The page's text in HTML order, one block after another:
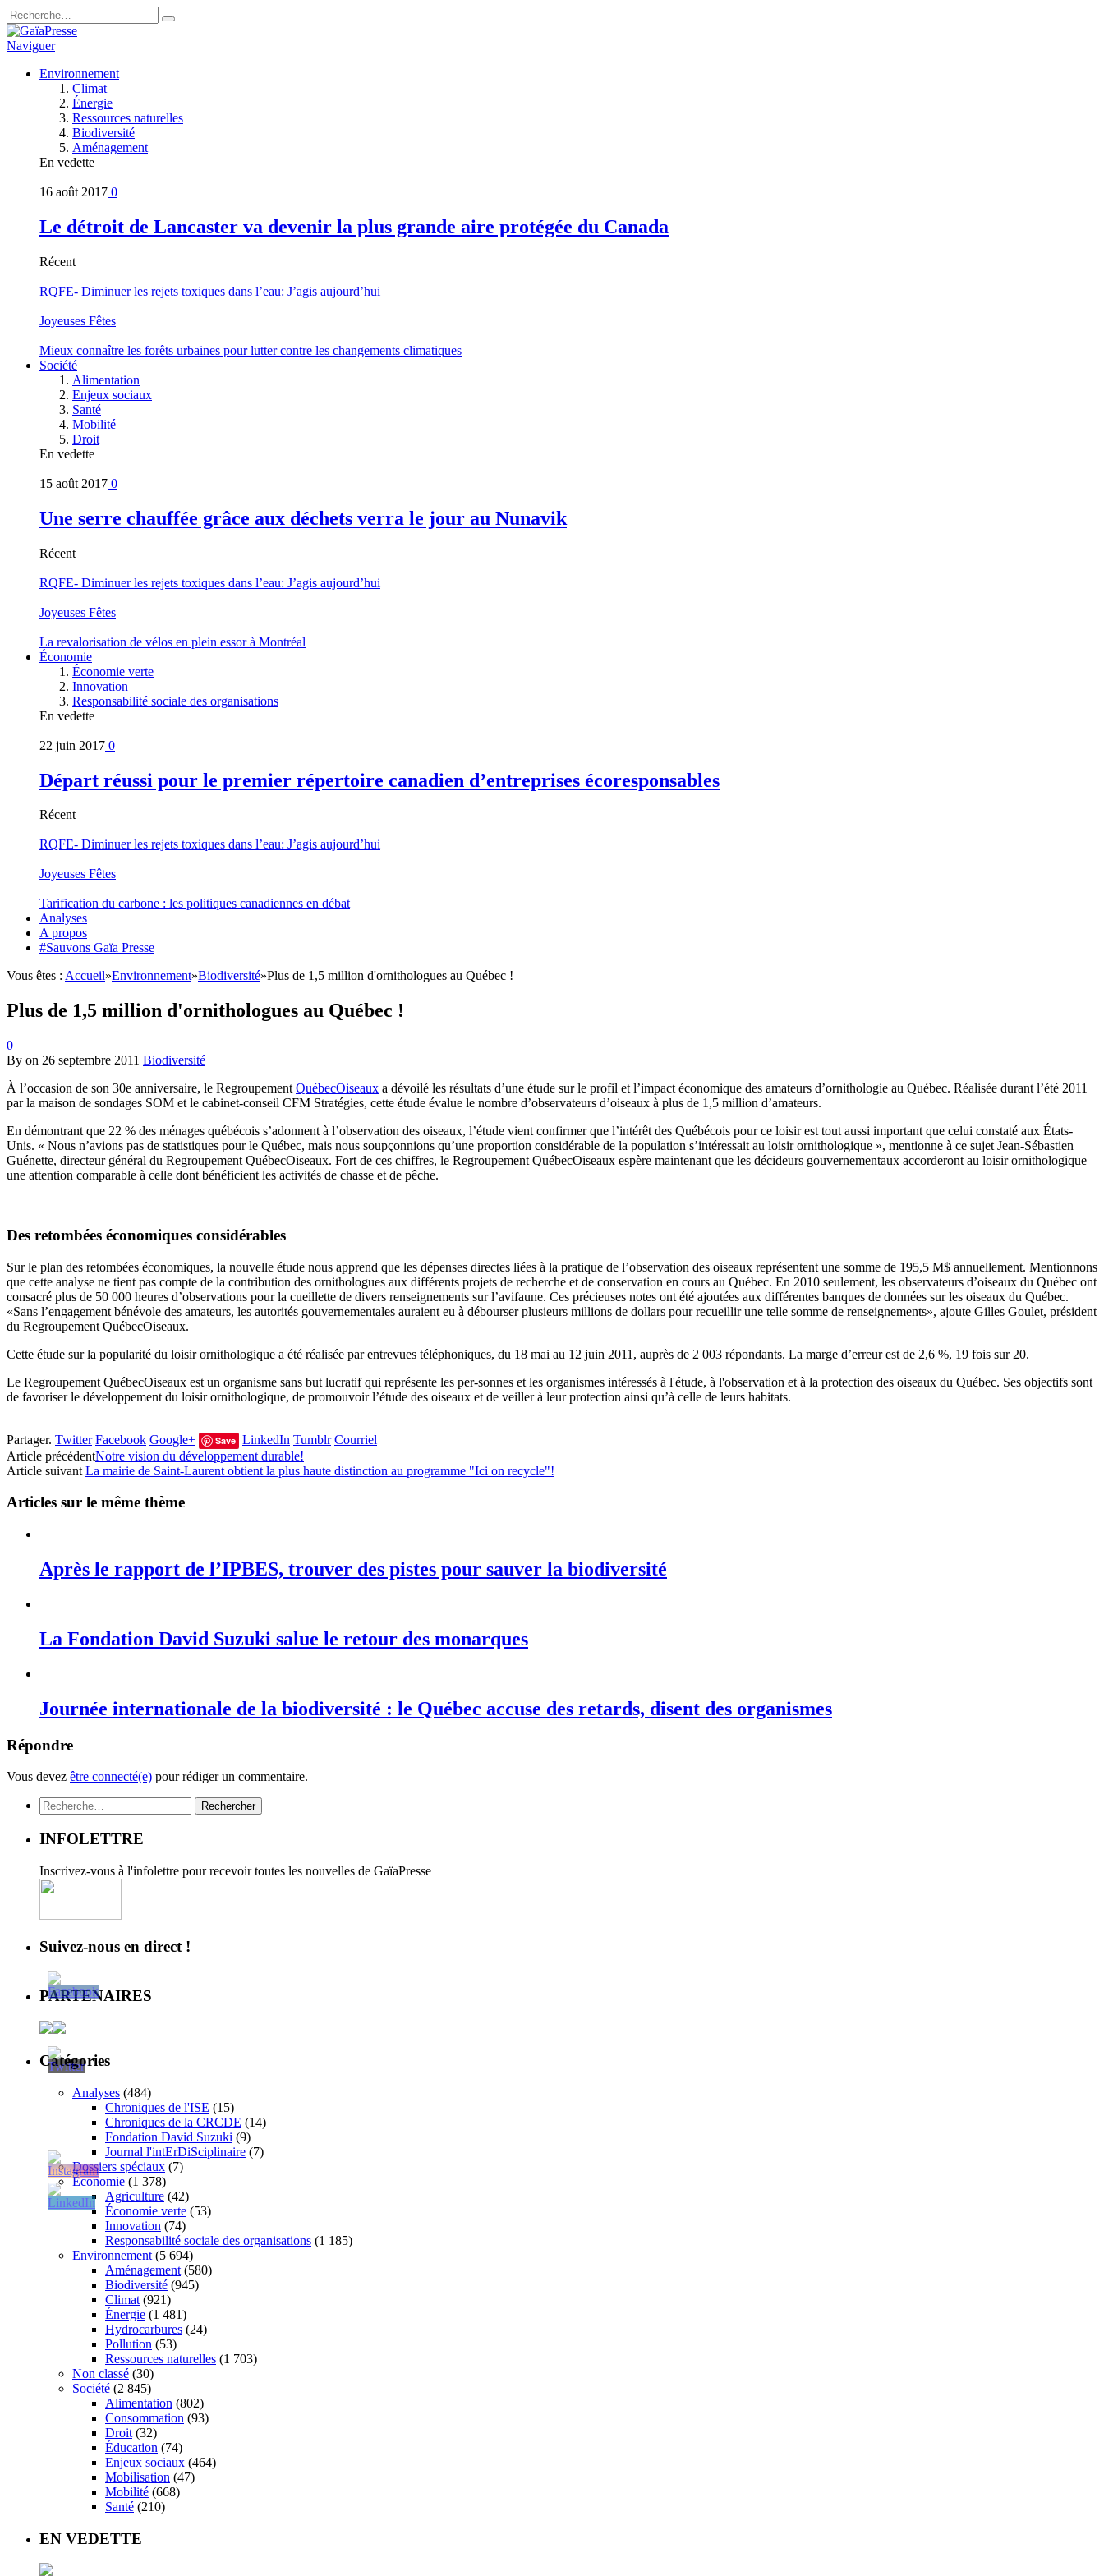
Naviguer
Environnement
Climat
Énergie
Ressources naturelles
Biodiversité
Aménagement
En vedette
16 août 2017 0
Le détroit de Lancaster va devenir la plus grande aire protégée du Canada
Récent
RQFE- Diminuer les rejets toxiques dans l’eau: J’agis aujourd’hui
Joyeuses Fêtes
Mieux connaître les forêts urbaines pour lutter contre les changements climatiques
Société
Alimentation
Enjeux sociaux
Santé
Mobilité
Droit
En vedette
15 août 2017 0
Une serre chauffée grâce aux déchets verra le jour au Nunavik
Récent
RQFE- Diminuer les rejets toxiques dans l’eau: J’agis aujourd’hui
Joyeuses Fêtes
La revalorisation de vélos en plein essor à Montréal
Économie
Économie verte
Innovation
Responsabilité sociale des organisations
En vedette
22 juin 2017 0
Départ réussi pour le premier répertoire canadien d’entreprises écoresponsables
Récent
RQFE- Diminuer les rejets toxiques dans l’eau: J’agis aujourd’hui
Joyeuses Fêtes
Tarification du carbone : les politiques canadiennes en débat
Analyses
A propos
#Sauvons Gaïa Presse
Vous êtes : Accueil»Environnement»Biodiversité»Plus de 1,5 million d'ornithologues au Québec !
Plus de 1,5 million d'ornithologues au Québec !
0
By on 26 septembre 2011 Biodiversité
À l’occasion de son 30e anniversaire, le Regroupement QuébecOiseaux a dévoilé les résultats d’une étude sur le profil et l’impact économique des amateurs d’ornithologie au Québec. Réalisée durant l’été 2011
par la maison de sondages SOM et le cabinet-conseil CFM Stratégies, cette étude évalue le nombre d’observateurs d’oiseaux à plus de 1,5 million d’amateurs.
En démontrant que 22 % des ménages québécois s’adonnent à l’observation des oiseaux, l’étude vient confirmer que l’intérêt des Québécois pour ce loisir est tout aussi important que celui constaté aux États-
Unis. « Nous n’avions pas de statistiques pour le Québec, mais nous soupçonnions qu’une proportion considérable de la population s’intéressait au loisir ornithologique », mentionne à ce sujet Jean-Sébastien
Guénette, directeur général du Regroupement QuébecOiseaux. Fort de ces chiffres, le Regroupement QuébecOiseaux espère maintenant que les décideurs gouvernementaux accorderont au loisir ornithologique
une attention comparable à celle dont bénéficient les activités de chasse et de pêche.
Des retombées économiques considérables
Sur le plan des retombées économiques, la nouvelle étude nous apprend que les dépenses directes liées à la pratique de l’observation des oiseaux représentent une somme de 195,5 M$ annuellement. Mentionnons
que cette analyse ne tient pas compte de la contribution des ornithologues aux différents projets de recherche et de conservation en cours au Québec. En 2010 seulement, les observateurs d’oiseaux du Québec ont
consacré plus de 50 000 heures d’observations pour la cueillette de divers renseignements sur l’avifaune. Ces précieuses notes ont été ajoutées aux différentes banques de données sur les oiseaux du Québec.
«Sans l’engagement bénévole des amateurs, les autorités gouvernementales auraient eu à débourser plusieurs millions de dollars pour recueillir une telle somme de renseignements», ajoute Gilles Goulet, président
du Regroupement QuébecOiseaux.
Cette étude sur la popularité du loisir ornithologique a été réalisée par entrevues téléphoniques, du 18 mai au 12 juin 2011, auprès de 2 003 répondants. La marge d’erreur est de 2,6 %, 19 fois sur 20.
Le Regroupement QuébecOiseaux est un organisme sans but lucratif qui représente les per-sonnes et les organismes intéressés à l'étude, à l'observation et à la protection des oiseaux du Québec. Ses objectifs sont
de favoriser le développement du loisir ornithologique, de promouvoir l’étude des oiseaux et de veiller à leur protection ainsi qu’à celle de leurs habitats.
Partager. Twitter Facebook Google+ Save LinkedIn Tumblr Courriel
Article précédentNotre vision du développement durable!
Article suivant La mairie de Saint-Laurent obtient la plus haute distinction au programme "Ici on recycle"!
Articles sur le même thème
Après le rapport de l’IPBES, trouver des pistes pour sauver la biodiversité
La Fondation David Suzuki salue le retour des monarques
Journée internationale de la biodiversité : le Québec accuse des retards, disent des organismes
Répondre
Vous devez être connecté(e) pour rédiger un commentaire.
Rechercher :
INFOLETTRE
Inscrivez-vous à l'infolettre pour recevoir toutes les nouvelles de GaïaPresse
Suivez-nous en direct !
PARTENAIRES
Catégories
Analyses (484)
Chroniques de l'ISE (15)
Chroniques de la CRCDE (14)
Fondation David Suzuki (9)
Journal l'intErDiSciplinaire (7)
Dossiers spéciaux (7)
Économie (1 378)
Agriculture (42)
Économie verte (53)
Innovation (74)
Responsabilité sociale des organisations (1 185)
Environnement (5 694)
Aménagement (580)
Biodiversité (945)
Climat (921)
Énergie (1 481)
Hydrocarbures (24)
Pollution (53)
Ressources naturelles (1 703)
Non classé (30)
Société (2 845)
Alimentation (802)
Consommation (93)
Droit (32)
Éducation (74)
Enjeux sociaux (464)
Mobilisation (47)
Mobilité (668)
Santé (210)
EN VEDETTE